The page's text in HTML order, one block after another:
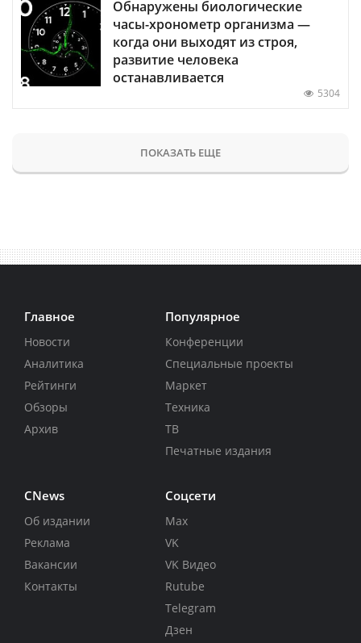
Обнаружены биологические
часы-хронометр организма —
когда они выходят из строя,
развитие человека
останавливается
5304
ПОКАЗАТЬ ЕЩЕ
Главное
Новости
Аналитика
Рейтинги
Обзоры
Архив
Популярное
Конференции
Специальные проекты
Маркет
Техника
ТВ
Печатные издания
CNews
Об издании
Реклама
Вакансии
Контакты
Соцсети
Max
VK
VK Видео
Rutube
Telegram
Дзен